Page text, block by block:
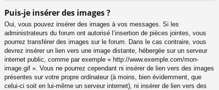
Puis-je insérer des images ?
Oui, vous pouvez insérer des images à vos messages. Si les
administrateurs du forum ont autorisé l’insertion de pièces jointes, vous
pourrez transférer des images sur le forum. Dans le cas contraire, vous
devrez insérer un lien vers une image distante, hébergée sur un serveur
internet public, comme par exemple « http://www.exemple.com/mon-
image.gif ». Vous ne pourrez cependant ni insérer de lien vers des images
présentes sur votre propre ordinateur (à moins, bien évidemment, que
celui-ci soit en lui-même un serveur internet), ni insérer de lien vers des